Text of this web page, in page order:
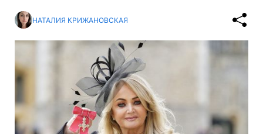
НАТАЛИЯ КРИЖАНОВСКАЯ